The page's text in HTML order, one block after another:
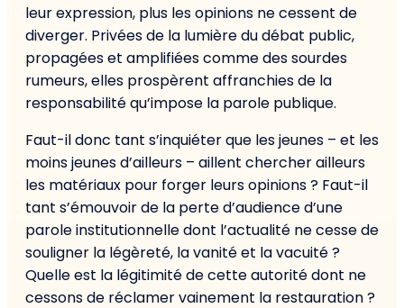
leur expression, plus les opinions ne cessent de
diverger. Privées de la lumière du débat public,
propagées et amplifiées comme des sourdes
rumeurs, elles prospèrent affranchies de la
responsabilité qu’impose la parole publique.
Faut-il donc tant s’inquiéter que les jeunes – et les
moins jeunes d’ailleurs – aillent chercher ailleurs
les matériaux pour forger leurs opinions ? Faut-il
tant s’émouvoir de la perte d’audience d’une
parole institutionnelle dont l’actualité ne cesse de
souligner la légèreté, la vanité et la vacuité ?
Quelle est la légitimité de cette autorité dont ne
cessons de réclamer vainement la restauration ?